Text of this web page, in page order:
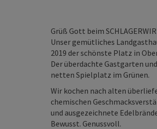
Grüß Gott beim
Unser gemütliches
2019 der schönste Platz in
Der überdachte Gastgarten
netten Spielplatz im Grünen.
Wir kochen nach alten
chemischen
und ausgezeichnete
Bewusst. Genussvoll.